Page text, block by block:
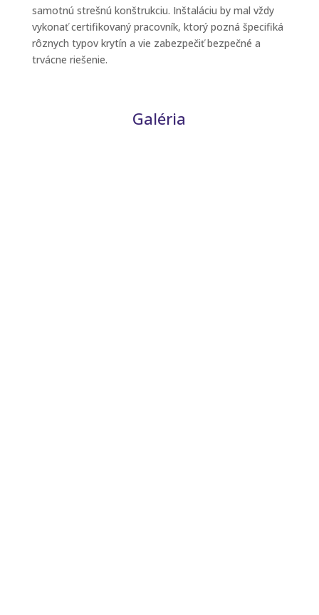
samotnú strešnú konštrukciu. Inštaláciu by mal vždy
vykonať certifikovaný pracovník, ktorý pozná špecifiká
rôznych typov krytín a vie zabezpečiť bezpečné a
trvácne riešenie.
Galéria